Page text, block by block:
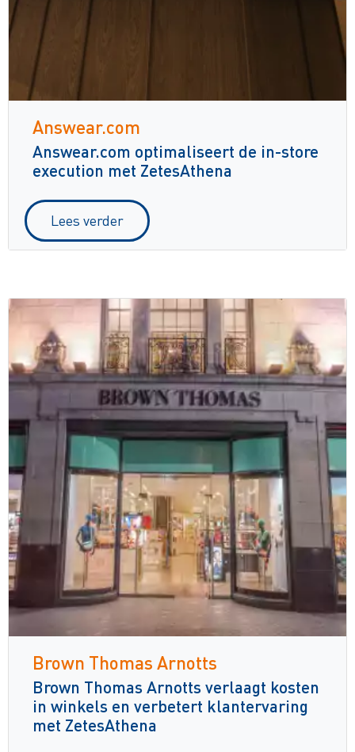
Answear.com
Answear.com optimaliseert de in-store
execution met ZetesAthena
Lees verder
Brown Thomas Arnotts
Brown Thomas Arnotts verlaagt kosten
in winkels en verbetert klantervaring
met ZetesAthena